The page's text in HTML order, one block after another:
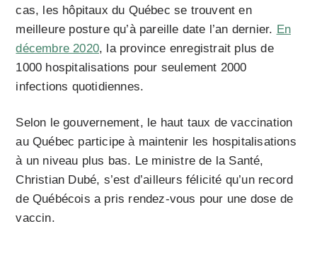
cas, les hôpitaux du Québec se trouvent en
meilleure posture qu’à pareille date l’an dernier. En
décembre 2020, la province enregistrait plus de
1000 hospitalisations pour seulement 2000
infections quotidiennes.
Selon le gouvernement, le haut taux de vaccination
au Québec participe à maintenir les hospitalisations
à un niveau plus bas. Le ministre de la Santé,
Christian Dubé, s’est d’ailleurs félicité qu’un record
de Québécois a pris rendez-vous pour une dose de
vaccin.